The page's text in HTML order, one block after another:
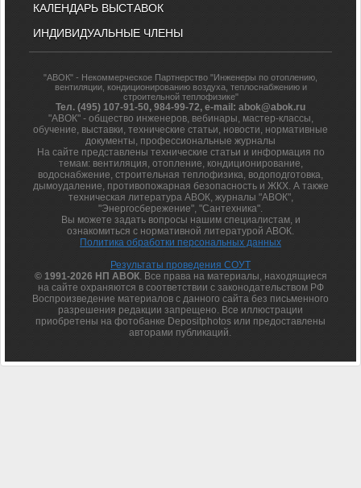
КАЛЕНДАРЬ ВЫСТАВОК
ИНДИВИДУАЛЬНЫЕ ЧЛЕНЫ
"АВОК" - Некоммерческое Партнерство "Инженеры по отоплению,
вентиляции, кондиционированию воздуха, теплоснабжению и
строительной теплофизике"
Тел. (495) 107-91-50, 984-99-72, e-mail: abok@abok.ru
"АВОК" - общество инженеров, вебинары, мастер-классы,
обучение, выставки, технические статьи, новости, нормативные
документы, профессиональные журналы
На сайте представлены технические статьи и информация по
темам: вентиляция, отопление, кондиционирование,
водоснабжение, строительная теплофизика, водоподготовка,
дымоудаление, противопожарная безопасность и ЖКХ. А также
техническая литература АВОК, журналы "АВОК",
"Энергосбережение", "Сантехника".
Вы можете задать вопросы нашим специалистам, и
ознакомиться с нормативной литературой АВОК.
Политика обработки персональных данных
Результаты проведения СОУТ
© 1991-2026 НП АВОК. Все права на материалы, находящиеся
на сайте охраняются в соответствии с законодательством РФ
Воспроизведение материалов с данного сайта без письменного
разрешения редакции запрещено. Все иллюстрации
приобретены на фотобанке Depositphotos или предоставлены
авторами публикаций.